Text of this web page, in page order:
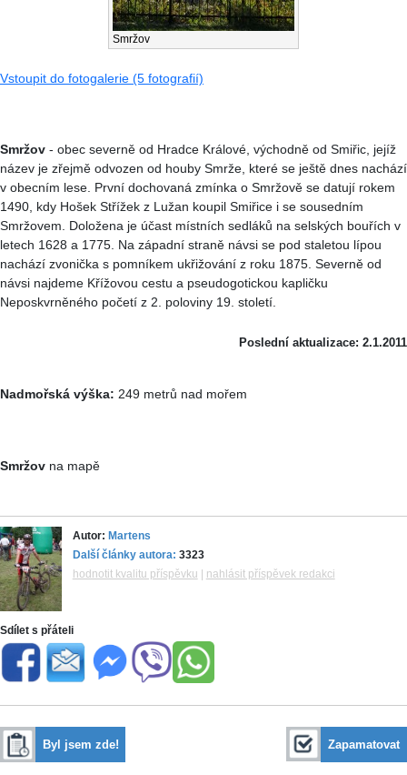
Smržov
Vstoupit do fotogalerie (5 fotografií)
Smržov - obec severně od Hradce Králové, východně od Smiřic, jejíž
název je zřejmě odvozen od houby Smrže, které se ještě dnes nachází
v obecním lese. První dochovaná zmínka o Smržově se datují rokem
1490, kdy Hošek Střížek z Lužan koupil Smiřice i se sousedním
Smržovem. Doložena je účast místních sedláků na selských bouřích v
letech 1628 a 1775. Na západní straně návsi se pod staletou lípou
nachází zvonička s pomníkem ukřižování z roku 1875. Severně od
návsi najdeme Křížovou cestu a pseudogotickou kapličku
Neposkvrněného početí z 2. poloviny 19. století.
Poslední aktualizace: 2.1.2011
Nadmořská výška: 249 metrů nad mořem
Smržov na mapě
Autor: Martens
Další články autora: 3323
hodnotit kvalitu příspěvku
nahlásit příspěvek redakci
Sdílet s přáteli
Byl jsem zde! Zapamatovat